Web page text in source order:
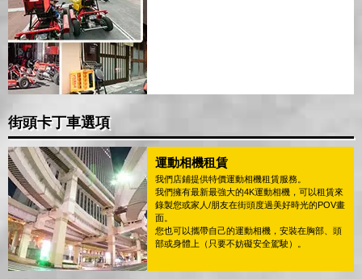
街頭卡丁車選項
運動相機租賃
我們店鋪提供特價運動相機租賃服務。
我們擁有最新最強大的4K運動相機，可以租賃來
錄製您或家人/朋友在街頭度過美好時光的POV畫
面。
您也可以攜帶自己的運動相機，安裝在胸部、頭
部或身體上（只要不妨礙安全駕駛）。